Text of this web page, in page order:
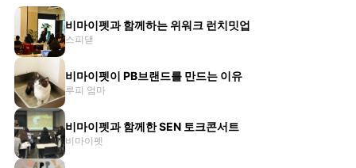
비마이펫과 함께하는 위워크 런치밋업
스피댇
비마이펫이 PB브랜드를 만드는 이유
루피 엄마
비마이펫과 함께한 SEN 토크콘서트
비마이펫